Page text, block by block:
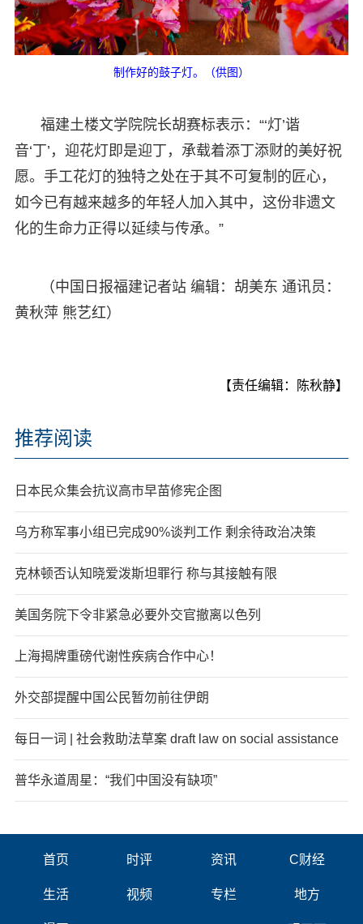
制作好的鼓子灯。（供图）
福建土楼文学院院长胡赛标表示：“‘灯’谐
音‘丁’，迎花灯即是迎丁，承载着添丁添财的美好祝
愿。手工花灯的独特之处在于其不可复制的匠心，
如今已有越来越多的年轻人加入其中，这份非遗文
化的生命力正得以延续与传承。”
（中国日报福建记者站 编辑：胡美东 通讯员：
黄秋萍 熊艺红）
【责任编辑：陈秋静】
推荐阅读
日本民众集会抗议高市早苗修宪企图
乌方称军事小组已完成90%谈判工作 剩余待政治决策
克林顿否认知晓爱泼斯坦罪行 称与其接触有限
美国务院下令非紧急必要外交官撤离以色列
上海揭牌重磅代谢性疾病合作中心！
外交部提醒中国公民暂勿前往伊朗
每日一词 | 社会救助法草案 draft law on social assistance
普华永道周星：“我们中国没有缺项”
首页 时评 资讯 C财经
生活 视频 专栏 地方